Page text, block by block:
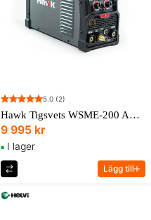
5.0 (2)
Hawk Tigsvets WSME-200 AC DC
9 995 kr
I lager
Lägg till